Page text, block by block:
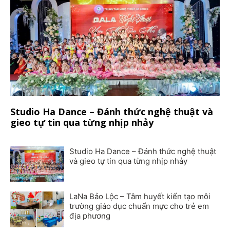
Studio Ha Dance – Đánh thức nghệ thuật và
gieo tự tin qua từng nhịp nhảy
Studio Ha Dance – Đánh thức nghệ thuật
và gieo tự tin qua từng nhịp nhảy
LaNa Bảo Lộc – Tâm huyết kiến tạo môi
trường giáo dục chuẩn mực cho trẻ em
địa phương